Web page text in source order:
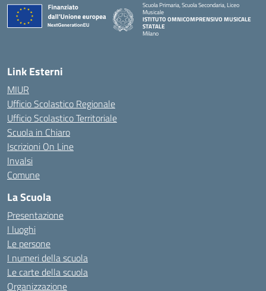
Scuola Primaria, Scuola Secondaria, Liceo
Musicale
ISTITUTO OMNICOMPRENSIVO MUSICALE
STATALE
Milano
Link Esterni
MIUR
Ufficio Scolastico Regionale
Ufficio Scolastico Territoriale
Scuola in Chiaro
Iscrizioni On Line
Invalsi
Comune
La Scuola
Presentazione
I luoghi
Le persone
I numeri della scuola
Le carte della scuola
Organizzazione